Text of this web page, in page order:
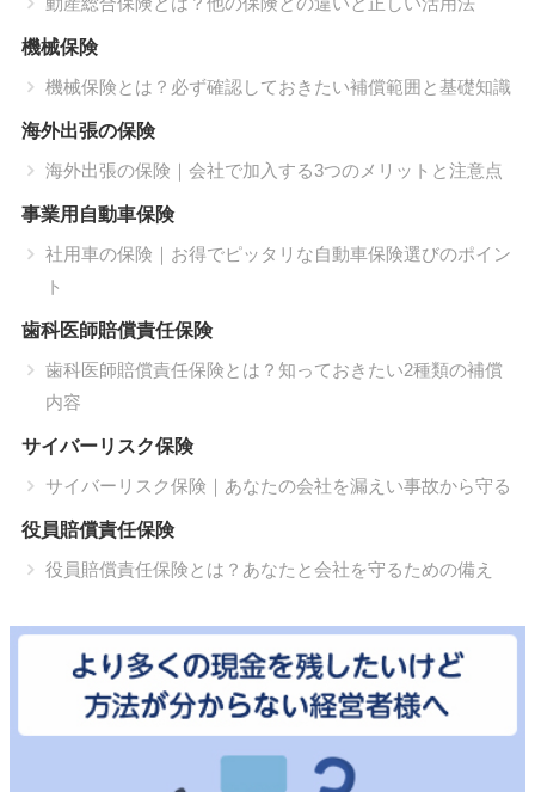
機械保険
機械保険とは？必ず確認しておきたい補償範囲と基礎知識
海外出張の保険
海外出張の保険｜会社で加入する3つのメリットと注意点
事業用自動車保険
社用車の保険｜お得でピッタリな自動車保険選びのポイン
ト
歯科医師賠償責任保険
歯科医師賠償責任保険とは？知っておきたい2種類の補償
内容
サイバーリスク保険
サイバーリスク保険｜あなたの会社を漏えい事故から守る
役員賠償責任保険
役員賠償責任保険とは？あなたと会社を守るための備え